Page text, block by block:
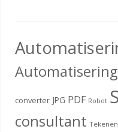
converter JPG PDF Robot
consultant Tekenen